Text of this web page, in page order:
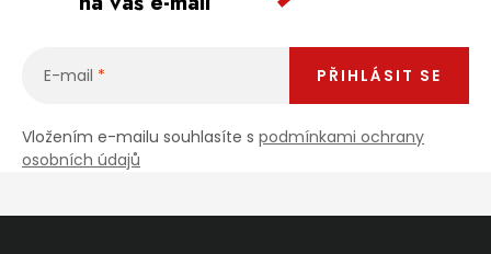
E-mail
Vložením e-mailu souhlasíte s podmínkami ochrany
osobních údajů
PŘIHLÁSIT SE